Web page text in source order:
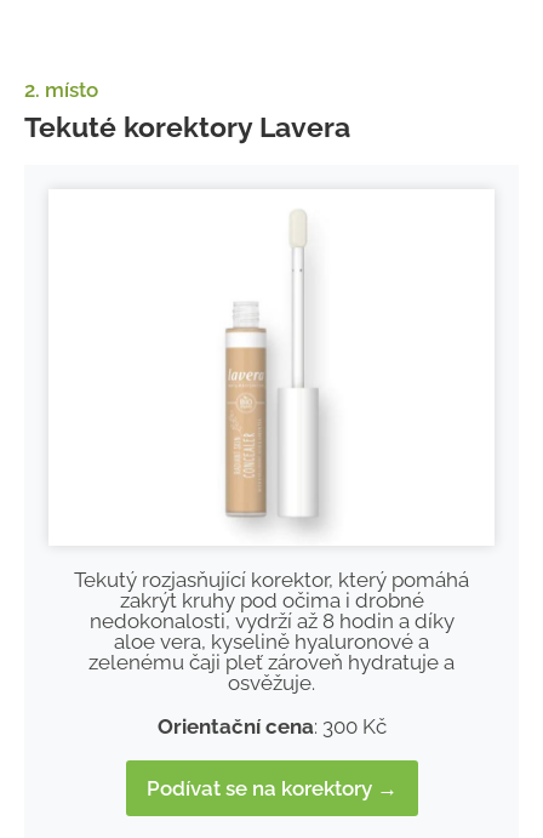
2. místo
Tekuté korektory Lavera
Tekutý rozjasňující korektor, který pomáhá
zakrýt kruhy pod očima i drobné
nedokonalosti, vydrží až 8 hodin a díky
aloe vera, kyselině hyaluronové a
zelenému čaji pleť zároveň hydratuje a
osvěžuje.
Orientační cena: 300 Kč
Podívat se na korektory →